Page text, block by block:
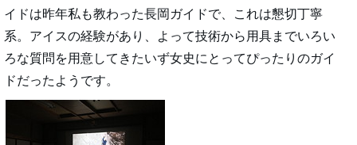
イドは昨年私も教わった長岡ガイドで、これは懇切丁寧
系。アイスの経験があり、よって技術から用具までいろい
ろな質問を用意してきたいず女史にとってぴったりのガイ
ドだったようです。